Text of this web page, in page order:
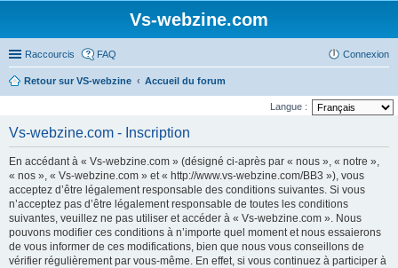
Vs-webzine.com
Raccourcis FAQ Connexion
Retour sur VS-webzine Accueil du forum
Langue :
Vs-webzine.com - Inscription
En accédant à « Vs-webzine.com » (désigné ci-après par « nous », « notre »,
« nos », « Vs-webzine.com » et « http://www.vs-webzine.com/BB3 »), vous
acceptez d’être légalement responsable des conditions suivantes. Si vous
n’acceptez pas d’être légalement responsable de toutes les conditions
suivantes, veuillez ne pas utiliser et accéder à « Vs-webzine.com ». Nous
pouvons modifier ces conditions à n’importe quel moment et nous essaierons
de vous informer de ces modifications, bien que nous vous conseillons de
vérifier régulièrement par vous-même. En effet, si vous continuez à participer à